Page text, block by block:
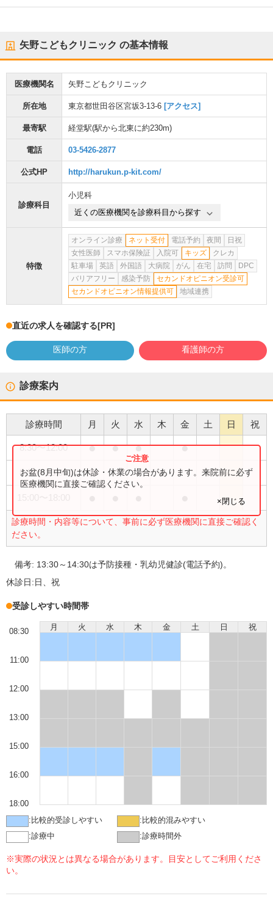
矢野こどもクリニック の基本情報
医療機関名 矢野こどもクリニック
所在地 東京都世田谷区宮坂3-13-6 [アクセス]
最寄駅 経堂駅(駅から北東に約230m)
電話 03-5426-2877
公式HP http://harukun.p-kit.com/
診療科目
小児科
近くの医療機関を診療科目から探す
特徴
オンライン診療 ネット受付 電話予約 夜間
日祝
女性医師
スマホ保険証 入院可 キッズ
クレカ
駐車場
英語 外国語 大病院 がん 在宅 訪問
DPC
バリアフリー
感染予防
セカンドオピニオン受診可
セカンドオピニオン情報提供可
地域連携
直近の求人を確認する[PR]
医師の方 看護師の方
診療案内
診療時間 月 火 水 木 金 土 日 祝
8:30〜12:00 ● ● ● ●
8:30〜13:00 ● ●
診療時間・内容等について、事前に必ず医療機関に直接ご確認く
ださい。
お盆(8月中旬)は休診・休業の場合があります。来院前に必ず
医療機関に直接ご確認ください。
×閉じる
備考: 13:30～14:30は予防接種・乳幼児健診(電話予約)。
休診日:日、祝
受診しやすい時間帯
月 火 水 木 金 土 日 祝
08:30
11:00
12:00
13:00
15:00
16:00
18:00
: 比較的受診しやすい : 比較的混みやすい
:診療中 :診療時間外
※実際の状況とは異なる場合があります。目安としてご利用くださ
い。